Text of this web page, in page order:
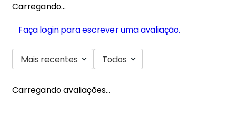
Carregando…
Faça login para escrever uma avaliação.
Mais recentes Todos
Carregando avaliações…